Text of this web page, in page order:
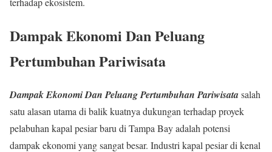
Dampak Ekonomi Dan Peluang
Pertumbuhan Pariwisata
Dampak Ekonomi Dan Peluang Pertumbuhan Pariwisatasalah
satu alasan utama di balik kuatnya dukungan terhadap proyek
pelabuhan kapal pesiar baru di Tampa Bay adalah potensi
dampak ekonomi yang sangat besar. Industri kapal pesiar di kenal